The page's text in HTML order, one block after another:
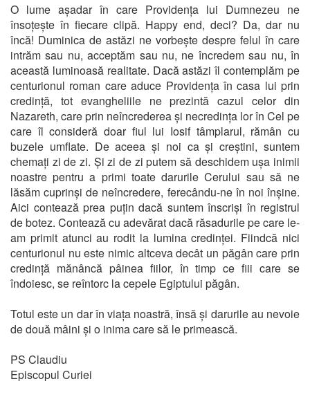
O lume așadar în care Providența lui Dumnezeu ne
însoțește în fiecare clipă. Happy end, deci? Da, dar nu
încă! Duminica de astăzi ne vorbește despre felul în care
intrăm sau nu, acceptăm sau nu, ne încredem sau nu, în
această luminoasă realitate. Dacă astăzi îl contemplăm pe
centurionul roman care aduce Providența în casa lui prin
credință, tot evangheliile ne prezintă cazul celor din
Nazareth, care prin neîncrederea și necredința lor în Cel pe
care îl consideră doar fiul lui Iosif tâmplarul, rămân cu
buzele umflate. De aceea și noi ca și creștini, suntem
chemați zi de zi. Și zi de zi putem să deschidem ușa inimii
noastre pentru a primi toate darurile Cerului sau să ne
lăsăm cuprinși de neîncredere, ferecându-ne în noi înșine.
Aici contează prea puțin dacă suntem înscriși în registrul
de botez. Contează cu adevărat dacă răsadurile pe care le-
am primit atunci au rodit la lumina credinței. Fiindcă nici
centurionul nu este nimic altceva decât un păgân care prin
credință mănâncă pâinea fiilor, în timp ce fiii care se
îndoiesc, se reîntorc la cepele Egiptului păgân.
Totul este un dar în viața noastră, însă și darurile au nevoie
de două mâini și o inima care să le primească.
PS Claudiu
Episcopul Curiei